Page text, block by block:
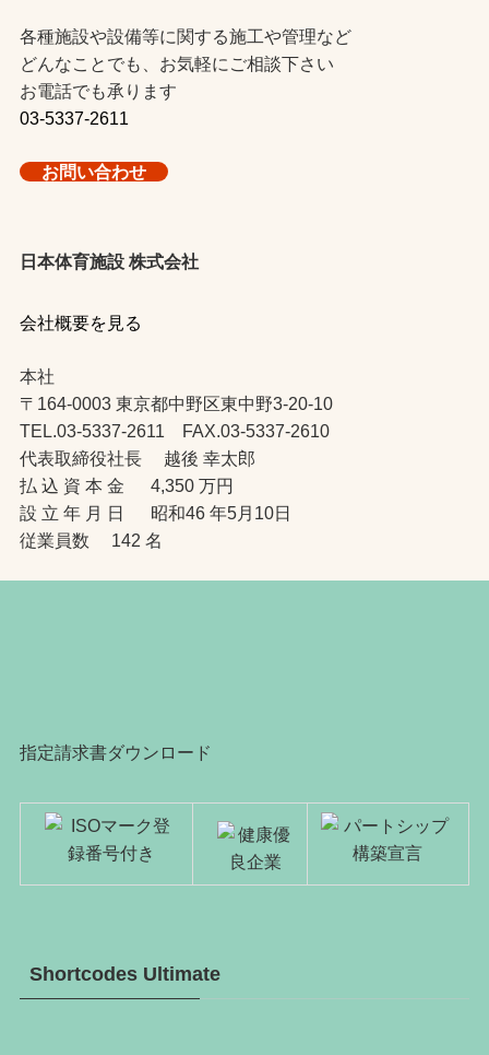
各種施設や設備等に関する施工や管理など
どんなことでも、お気軽にご相談下さい
お電話でも承ります
03-5337-2611
お問い合わせ
日本体育施設 株式会社
会社概要を見る
本社
〒164-0003 東京都中野区東中野3-20-10
TEL.03-5337-2611 FAX.03-5337-2610
代表取締役社長 越後 幸太郎
払 込 資 本 金 4,350 万円
設 立 年 月 日 昭和46 年5月10日
従業員数 142 名
指定請求書ダウンロード
Shortcodes Ultimate